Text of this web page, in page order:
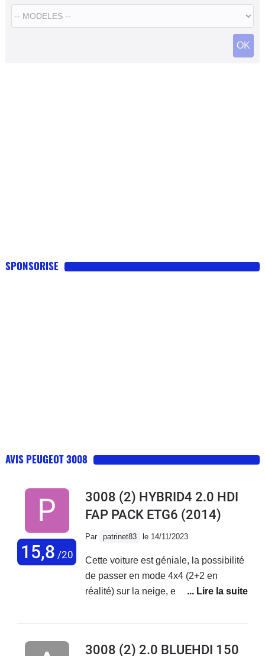
SPONSORISE
AVIS PEUGEOT 3008
15,8 /20
3008 (2) HYBRID4 2.0 HDI
FAP PACK ETG6 (2014)
Par patrinet83 le 14/11/2023
Cette voiture est géniale, la possibilité
de passer en mode 4x4 (2+2 en
réalité) sur la neige, en mode sport
d'économiser du carburant dans les
route, les options, tout ça est très
3008 (2) 2.0 BLUEHDI 150